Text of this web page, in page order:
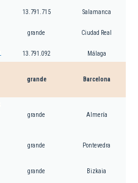
13.791.715 Salamanca
grande Ciudad Real
13.791.092 Málaga
grande Barcelona
grande Almería
grande Pontevedra
grande Bizkaia